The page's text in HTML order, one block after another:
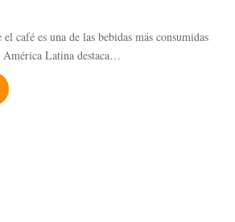
café es una de las bebidas más consumidas
América Latina destaca…